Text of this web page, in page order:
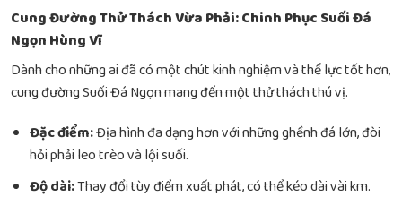
Cung Đường Thử Thách Vừa Phải: Chinh Phục Suối Đá
Ngọn Hùng Vĩ
Dành cho những ai đã có một chút kinh nghiệm và thể lực tốt hơn,
cung đường Suối Đá Ngọn mang đến một thử thách thú vị.
Đặc điểm:Địa hình đa dạng hơn với những ghềnh đá lớn, đòi
hỏi phải leo trèo và lội suối.
Độ dài:Thay đổi tùy điểm xuất phát, có thể kéo dài vài km.